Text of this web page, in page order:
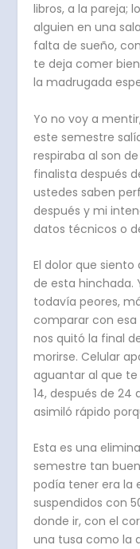
libros, a la pareja;
alguien en una
falta de sueño,
te deja comer
la madrugada
Yo no voy a
este semestre
respiraba al son
finalista después
ustedes saben
después y mi
datos técnicos o
El dolor que
de esta hinchada.
todavía peores,
comparar con
nos quitó la final
morirse. Celular
aguantar al que
14, después de 24
asimiló rápido
Esta es una
semestre tan
podía tener era la
suspendidos con
donde ir, con el
una tusa como la